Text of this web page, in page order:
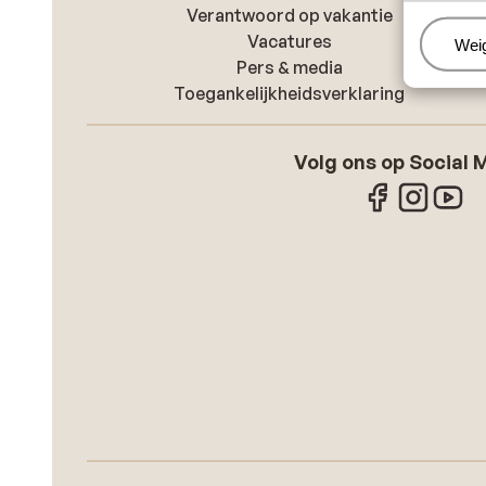
Verantwoord op vakantie
Vacatures
Pers & media
Toegankelijkheidsverklaring
Volg ons op Social